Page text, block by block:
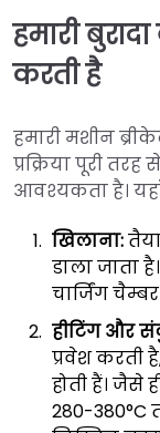
हमारी
करती है
हमारी मशीन
प्रक्रिया पूरी
आवश्यकता है।
खिलाना:
डाला जाता
चार्जिंग
हीटिंग और
प्रवेश करती
होती हैं। जैसे
280-380°C